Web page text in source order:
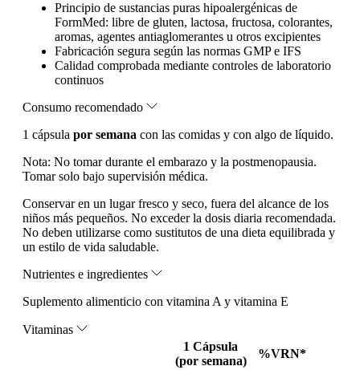
Principio de sustancias puras hipoalergénicas de
FormMed: libre de gluten, lactosa, fructosa, colorantes,
aromas, agentes antiaglomerantes u otros excipientes
Fabricación segura según las normas GMP e IFS
Calidad comprobada mediante controles de laboratorio
continuos
Consumo recomendado
1 cápsula por semana con las comidas y con algo de líquido.
Nota: No tomar durante el embarazo y la postmenopausia.
Tomar solo bajo supervisión médica.
Conservar en un lugar fresco y seco, fuera del alcance de los
niños más pequeños. No exceder la dosis diaria recomendada.
No deben utilizarse como sustitutos de una dieta equilibrada y
un estilo de vida saludable.
Nutrientes e ingredientes
Suplemento alimenticio con vitamina A y vitamina E
Vitaminas
1 Cápsula
(por semana)
%VRN*